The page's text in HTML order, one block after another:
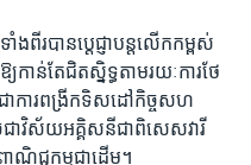
រ​បាន​ប្តេជ្ញា​បន្ត​លើក​កម្ពស់​
កាន់តែ​ជិតស្និទ្ធ​តាម​រយៈ​ការ​ថែ​
ា​ការ​ពង្រីក​ទិសដៅ​កិច្ច​សហ
ជា​វិស័យ​អគ្គិសនី​ជាពិសេស​វារី​
ាណិជ្ជកម្ម​ជាដើម។